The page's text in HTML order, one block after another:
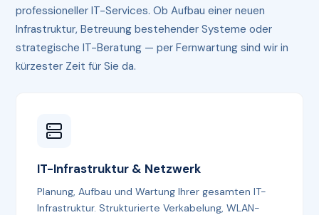
professioneller IT-Services. Ob Aufbau einer neuen
Infrastruktur, Betreuung bestehender Systeme oder
strategische IT-Beratung — per Fernwartung sind wir in
kürzester Zeit für Sie da.
IT-Infrastruktur & Netzwerk
Planung, Aufbau und Wartung Ihrer gesamten IT-
Infrastruktur. Strukturierte Verkabelung, WLAN-